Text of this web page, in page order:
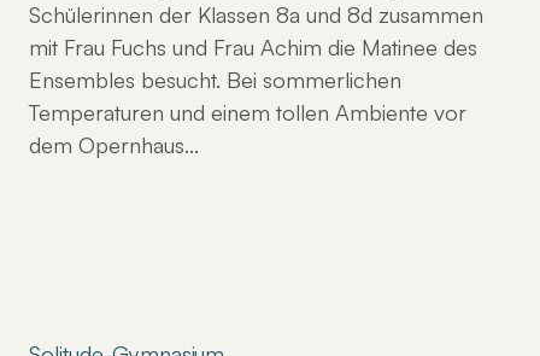
Schülerinnen der Klassen 8a und 8d zusammen
mit Frau Fuchs und Frau Achim die Matinee des
Ensembles besucht. Bei sommerlichen
Temperaturen und einem tollen Ambiente vor
dem Opernhaus…